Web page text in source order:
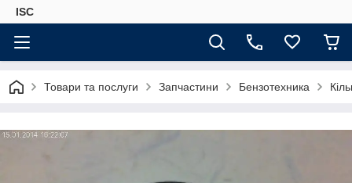
ISC
Товари та послуги Запчастини Бензотехника